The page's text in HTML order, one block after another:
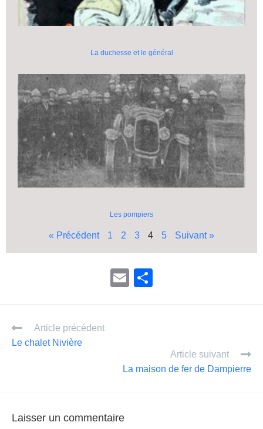
La duchesse et le général
Les pompiers
« Précédent 1 2 3 4 5 Suivant »
E
er
Article précédent
Le chalet Nivière
Article suivant
La maison de fer de Dampierre
Laisser un commentaire